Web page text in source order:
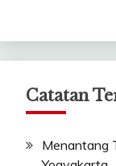
Catatan
Menantang